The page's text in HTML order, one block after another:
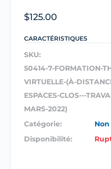
$125.00
CARACTÉRISTIQUES
SKU:
50414-7-FORMATION-
VIRTUELLE-(À-
ESPACES-CLOS---
MARS-2022)
Catégorie:
Non
Disponibilité: